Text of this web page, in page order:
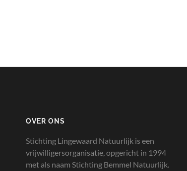
OVER ONS
Stichting Lingewaard Natuurlijk is een
vrijwilligersorganisatie, opgericht in 1994
met als naam Stichting Bemmel Natuurlijk.